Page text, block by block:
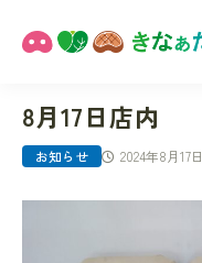
8月17日店内
2024年8月17日
お知らせ